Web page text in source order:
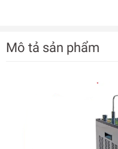
Mô tả sản phẩm